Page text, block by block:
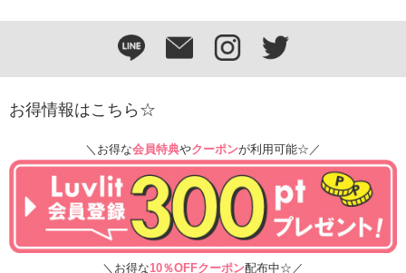
お得情報はこちら☆
＼お得な会員特典やクーポンが利用可能☆／
＼お得な10％OFFクーポン配布中☆／